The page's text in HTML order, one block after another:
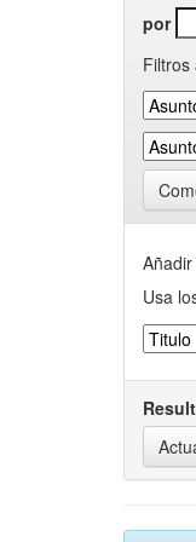
por
Filtros
Usa